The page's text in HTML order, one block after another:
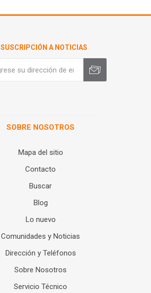
SUSCRIPCIÓN A NOTICIAS
SOBRE NOSOTROS
Mapa del sitio
Contacto
Buscar
Blog
Lo nuevo
Comunidades y Noticias
Dirección y Teléfonos
Sobre Nosotros
Servicio Técnico